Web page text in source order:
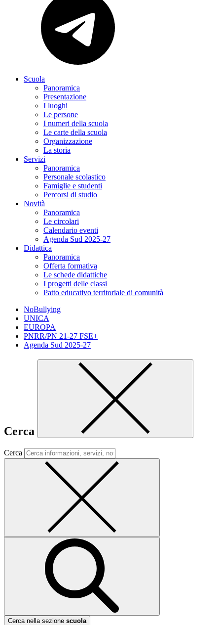
Scuola
Panoramica
Presentazione
I luoghi
Le persone
I numeri della scuola
Le carte della scuola
Organizzazione
La storia
Servizi
Panoramica
Personale scolastico
Famiglie e studenti
Percorsi di studio
Novità
Panoramica
Le circolari
Calendario eventi
Agenda Sud 2025-27
Didattica
Panoramica
Offerta formativa
Le schede didattiche
I progetti delle classi
Patto educativo territoriale di comunità
NoBullying
UNICA
EUROPA
PNRR/PN 21-27 FSE+
Agenda Sud 2025-27
Cerca
Cerca
Cerca nella sezione scuola